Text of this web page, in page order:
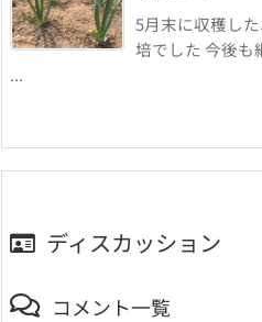
5月末に収穫し
培でした 今後も
...
ディスカッション
コメント一覧